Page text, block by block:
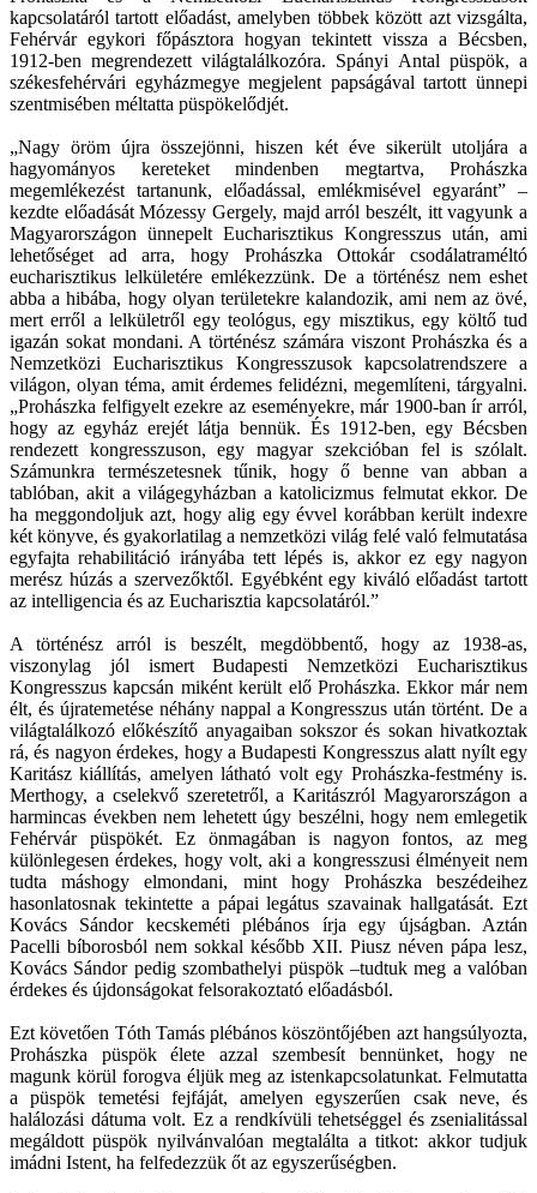
kapcsolatáról tartott előadást, amelyben többek között azt vizsgálta,
Fehérvár egykori főpásztora hogyan tekintett vissza a Bécsben,
1912-ben megrendezett világtalálkozóra. Spányi Antal püspök, a
székesfehérvári egyházmegye megjelent papságával tartott ünnepi
szentmisében méltatta püspökelődjét.
„Nagy öröm újra összejönni, hiszen két éve sikerült utoljára a
hagyományos kereteket mindenben megtartva, Prohászka
megemlékezést tartanunk, előadással, emlékmisével egyaránt” –
kezdte előadását Mózessy Gergely, majd arról beszélt, itt vagyunk a
Magyarországon ünnepelt Eucharisztikus Kongresszus után, ami
lehetőséget ad arra, hogy Prohászka Ottokár csodálatraméltó
eucharisztikus lelkületére emlékezzünk. De a történész nem eshet
abba a hibába, hogy olyan területekre kalandozik, ami nem az övé,
mert erről a lelkületről egy teológus, egy misztikus, egy költő tud
igazán sokat mondani. A történész számára viszont Prohászka és a
Nemzetközi Eucharisztikus Kongresszusok kapcsolatrendszere a
világon, olyan téma, amit érdemes felidézni, megemlíteni, tárgyalni.
„Prohászka felfigyelt ezekre az eseményekre, már 1900-ban ír arról,
hogy az egyház erejét látja bennük. És 1912-ben, egy Bécsben
rendezett kongresszuson, egy magyar szekcióban fel is szólalt.
Számunkra természetesnek tűnik, hogy ő benne van abban a
tablóban, akit a világegyházban a katolicizmus felmutat ekkor. De
ha meggondoljuk azt, hogy alig egy évvel korábban került indexre
két könyve, és gyakorlatilag a nemzetközi világ felé való felmutatása
egyfajta rehabilitáció irányába tett lépés is, akkor ez egy nagyon
merész húzás a szervezőktől. Egyébként egy kiváló előadást tartott
az intelligencia és az Eucharisztia kapcsolatáról.”
A történész arról is beszélt, megdöbbentő, hogy az 1938-as,
viszonylag jól ismert Budapesti Nemzetközi Eucharisztikus
Kongresszus kapcsán miként került elő Prohászka. Ekkor már nem
élt, és újratemetése néhány nappal a Kongresszus után történt. De a
világtalálkozó előkészítő anyagaiban sokszor és sokan hivatkoztak
rá, és nagyon érdekes, hogy a Budapesti Kongresszus alatt nyílt egy
Karitász kiállítás, amelyen látható volt egy Prohászka-festmény is.
Merthogy, a cselekvő szeretetről, a Karitászról Magyarországon a
harmincas években nem lehetett úgy beszélni, hogy nem emlegetik
Fehérvár püspökét. Ez önmagában is nagyon fontos, az meg
különlegesen érdekes, hogy volt, aki a kongresszusi élményeit nem
tudta máshogy elmondani, mint hogy Prohászka beszédeihez
hasonlatosnak tekintette a pápai legátus szavainak hallgatását. Ezt
Kovács Sándor kecskeméti plébános írja egy újságban. Aztán
Pacelli bíborosból nem sokkal később XII. Piusz néven pápa lesz,
Kovács Sándor pedig szombathelyi püspök –tudtuk meg a valóban
érdekes és újdonságokat felsorakoztató előadásból.
Ezt követően Tóth Tamás plébános köszöntőjében azt hangsúlyozta,
Prohászka püspök élete azzal szembesít bennünket, hogy ne
magunk körül forogva éljük meg az istenkapcsolatunkat. Felmutatta
a püspök temetési fejfáját, amelyen egyszerűen csak neve, és
halálozási dátuma volt. Ez a rendkívüli tehetséggel és zsenialitással
megáldott püspök nyilvánvalóan megtalálta a titkot: akkor tudjuk
imádni Istent, ha felfedezzük őt az egyszerűségben.